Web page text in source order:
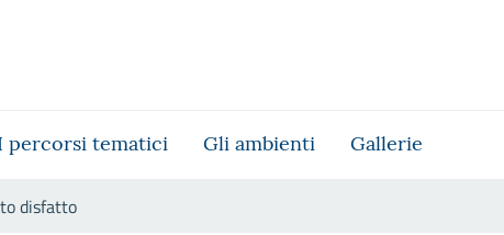
percorsi tematici Gli ambienti Gallerie
disfatto